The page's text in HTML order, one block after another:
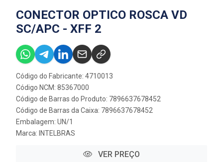
CONECTOR OPTICO ROSCA VD
SC/APC - XFF 2
Código do Fabricante: 4710013
Código NCM: 85367000
Código de Barras do Produto: 7896637678452
Código de Barras da Caixa: 7896637678452
Embalagem: UN/1
Marca: INTELBRAS
VER PREÇO